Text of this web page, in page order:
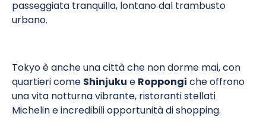
passeggiata tranquilla, lontano dal trambusto
urbano.
Tokyo è anche una città che non dorme mai, con
quartieri come Shinjuku e Roppongi che offrono
una vita notturna vibrante, ristoranti stellati
Michelin e incredibili opportunità di shopping.